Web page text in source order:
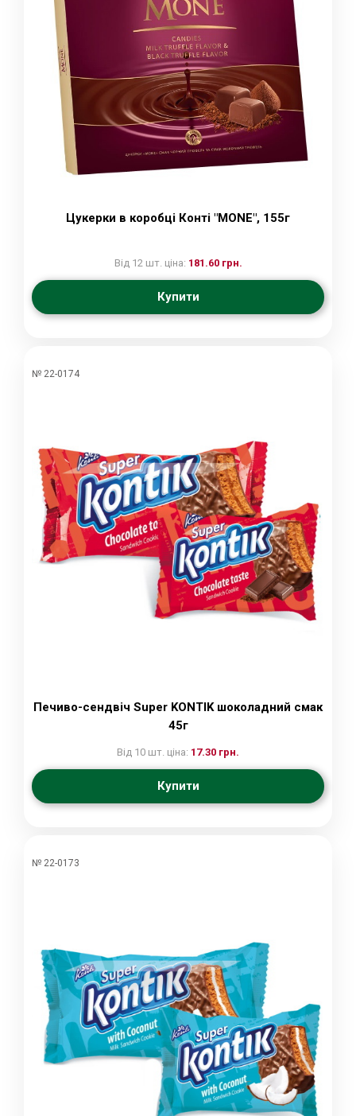
Цукерки в коробці Конті "MONE", 155г
Від 12 шт. ціна: 181.60 грн.
Купити
№ 22-0174
Печиво-сендвіч Super KONTIK шоколадний смак
45г
Від 10 шт. ціна: 17.30 грн.
Купити
№ 22-0173